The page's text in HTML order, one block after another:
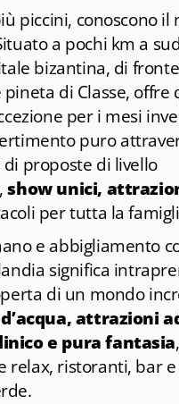
piccini, conoscono il
a pochi km a sud
bizantina, di
di Classe, offre
per i mesi
puro
proposte di livello
show unici,
per tutta la
e abbigliamento
significa
di un mondo
attrazioni
e pura fantasia
relax, ristoranti, bar e